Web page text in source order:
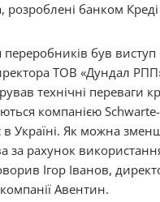
розроблені банком Креді
був виступ
ТОВ «Дундал
технічні переваги
компанією
в Україні. Як можна
за рахунок
Ігор Іванов,
Авентин.